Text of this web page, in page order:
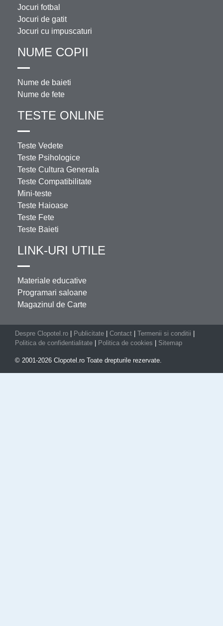
Jocuri fotbal
Jocuri de gatit
Jocuri cu impuscaturi
NUME COPII
Nume de baieti
Nume de fete
TESTE ONLINE
Teste Vedete
Teste Psihologice
Teste Cultura Generala
Teste Compatibilitate
Mini-teste
Teste Haioase
Teste Fete
Teste Baieti
LINK-URI UTILE
Materiale educative
Programari saloane
Magazinul de Carte
Despre Clopotel.ro Publicitate Contact Termenii si conditii
Politica de confidentialitate
Politica de cookies Sitemap
© 2001-2026 Clopotel.ro Toate drepturile rezervate.